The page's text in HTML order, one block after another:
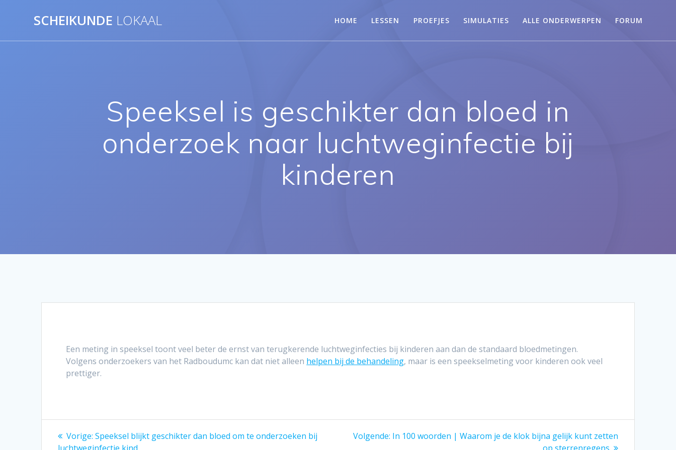
inhoud
SCHEIKUNDE LOKAAL HOME LESSEN PROEFJES SIMULATIES ALLE ONDERWERPEN FORUM
Speeksel is geschikter dan bloed in
onderzoek naar luchtweginfectie bij
kinderen
Een meting in speeksel toont veel beter de ernst van terugkerende luchtweginfecties bij kinderen aan dan de standaard bloedmetingen.
Volgens onderzoekers van het Radboudumc kan dat niet alleen helpen bij de behandeling, maar is een speekselmeting voor kinderen ook veel
prettiger.
Bericht
Vorige: Vorig
bericht:
Speeksel blijkt geschikter dan bloed om te onderzoeken bij
Volgende: Volgend
In 100 woorden | Waarom je de klok bijna gelijk kunt zetten